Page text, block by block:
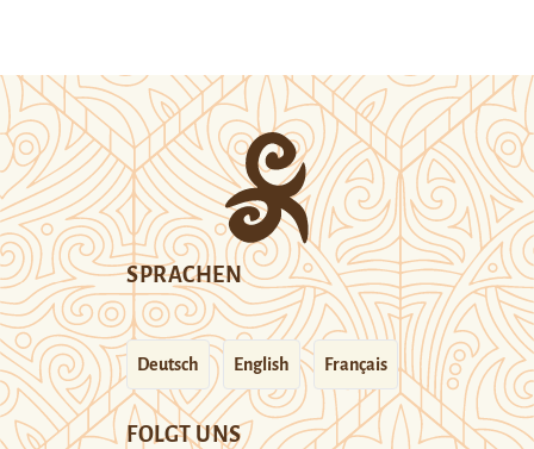
SPRACHEN
Deutsch English Français
FOLGT UNS